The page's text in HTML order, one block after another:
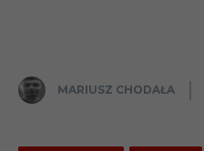
MARIUSZ CHODAŁA